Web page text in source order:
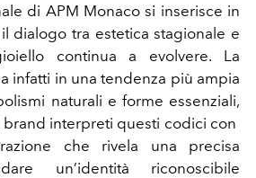
di APM Monaco si inserisce in
dialogo tra estetica stagionale e
continua a evolvere. La
infatti in una tendenza più ampia
naturali e forme essenziali,
interpreti questi codici con
che rivela una precisa
un’identità riconoscibile